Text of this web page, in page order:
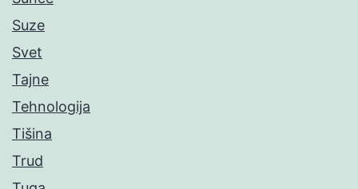
Suze
Svet
Tajne
Tehnologija
Tišina
Trud